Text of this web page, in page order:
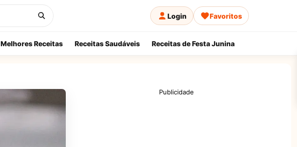
Login Favoritos
Melhores Receitas Receitas Saudáveis Receitas de Festa Junina
Publicidade